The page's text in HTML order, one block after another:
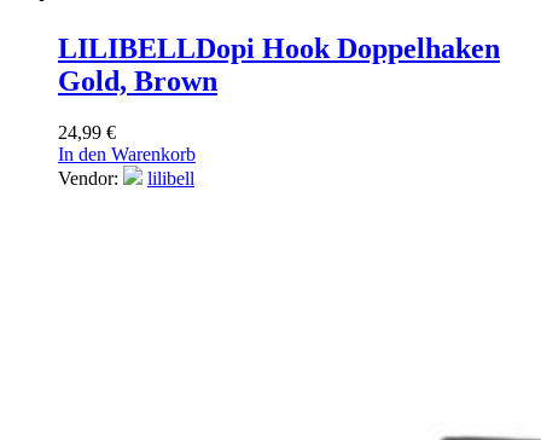
LILIBELLDopi Hook Doppelhaken
Gold, Brown
24,99 €
In den Warenkorb
Vendor:
lilibell